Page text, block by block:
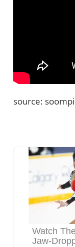
source: soompi